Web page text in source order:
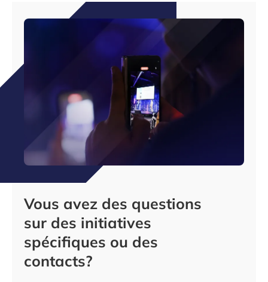
Vous avez des questions
sur des initiatives
spécifiques ou des
contacts?